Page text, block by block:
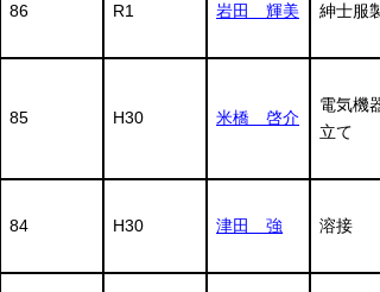
86 R1 岩田 輝美 紳士服
85 H30 米橋 啓介
電気機
立て
84 H30 津田 強 溶接